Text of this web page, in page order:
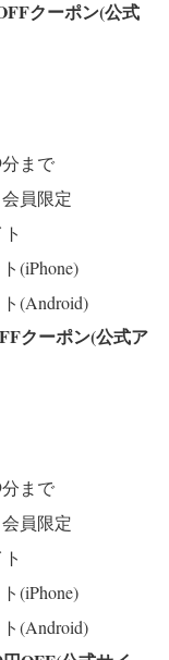
クーポン(公式
まで
員限定
(iPhone)
(Android)
クーポン(公式ア
まで
員限定
(iPhone)
(Android)